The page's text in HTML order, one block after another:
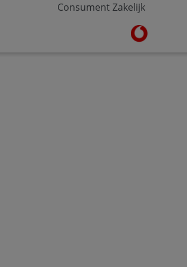
Consument Zakelijk
Ga naar de